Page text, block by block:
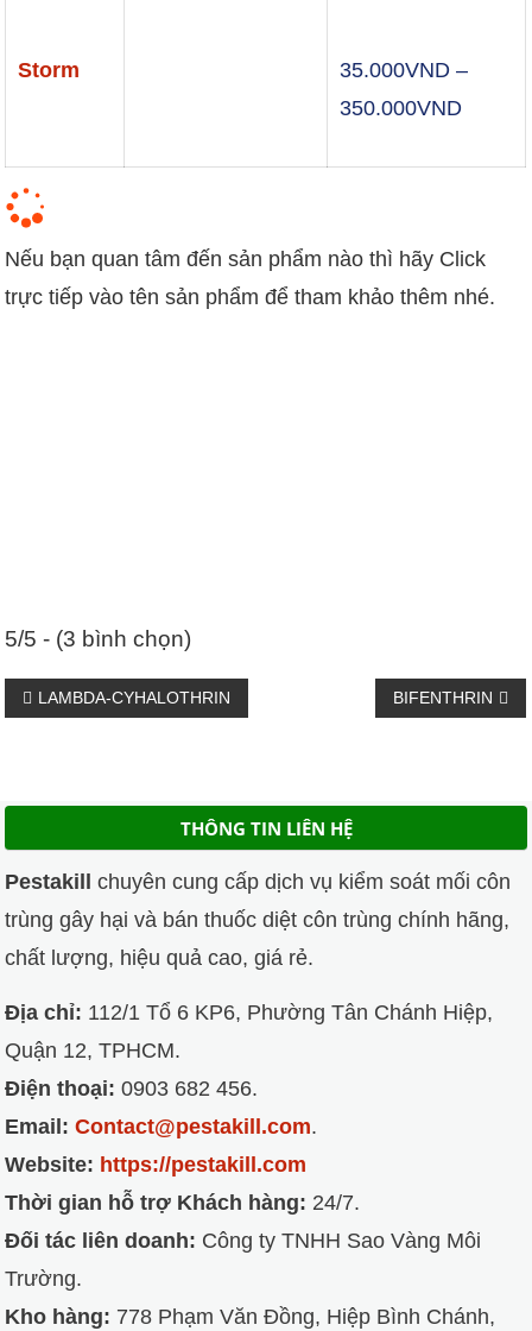
Storm 35.000VND –
350.000VND
đến
Nếu bạn quan tâm đến sản phẩm nào thì hãy Click
trực tiếp vào tên sản phẩm để tham khảo thêm nhé.
5/5 - (3 bình chọn)
Điều
bài
viết
LAMBDA-CYHALOTHRIN BIFENTHRIN
THÔNG TIN LIÊN HỆ
Pestakill chuyên cung cấp dịch vụ kiểm soát mối côn
trùng gây hại và bán thuốc diệt côn trùng chính hãng,
chất lượng, hiệu quả cao, giá rẻ.
Địa chỉ: 112/1 Tổ 6 KP6, Phường Tân Chánh Hiệp,
Quận 12, TPHCM.
Điện thoại: 0903 682 456.
Email: Contact@pestakill.com.
Website: https://pestakill.com
Thời gian hỗ trợ Khách hàng: 24/7.
Đối tác liên doanh: Công ty TNHH Sao Vàng Môi
Trường.
Kho hàng: 778 Phạm Văn Đồng, Hiệp Bình Chánh,